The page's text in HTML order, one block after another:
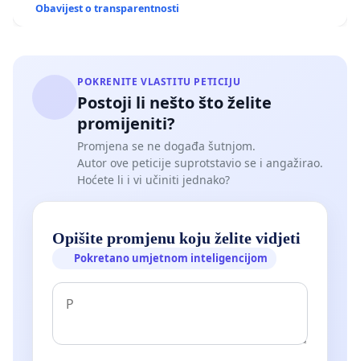
Obavijest o transparentnosti
POKRENITE VLASTITU PETICIJU
Postoji li nešto što želite
promijeniti?
Promjena se ne događa šutnjom.
Autor ove peticije suprotstavio se i angažirao.
Hoćete li i vi učiniti jednako?
Opišite promjenu koju želite vidjeti
Pokretano umjetnom inteligencijom